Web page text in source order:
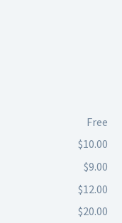
Free
$10.00
$9.00
$12.00
$20.00